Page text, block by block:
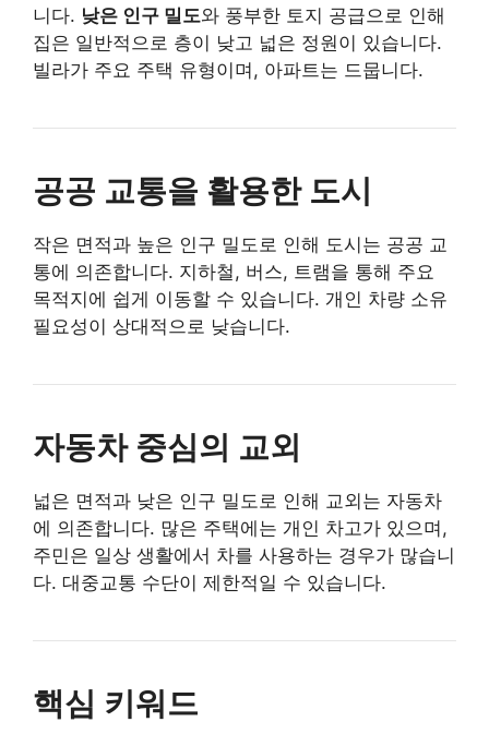
니다. 낮은 인구 밀도와 풍부한 토지 공급으로 인해
집은 일반적으로 층이 낮고 넓은 정원이 있습니다.
빌라가 주요 주택 유형이며, 아파트는 드뭅니다.
공공 교통을 활용한 도시
작은 면적과 높은 인구 밀도로 인해 도시는 공공 교
통에 의존합니다. 지하철, 버스, 트램을 통해 주요
목적지에 쉽게 이동할 수 있습니다. 개인 차량 소유
필요성이 상대적으로 낮습니다.
자동차 중심의 교외
넓은 면적과 낮은 인구 밀도로 인해 교외는 자동차
에 의존합니다. 많은 주택에는 개인 차고가 있으며,
주민은 일상 생활에서 차를 사용하는 경우가 많습니
다. 대중교통 수단이 제한적일 수 있습니다.
핵심 키워드